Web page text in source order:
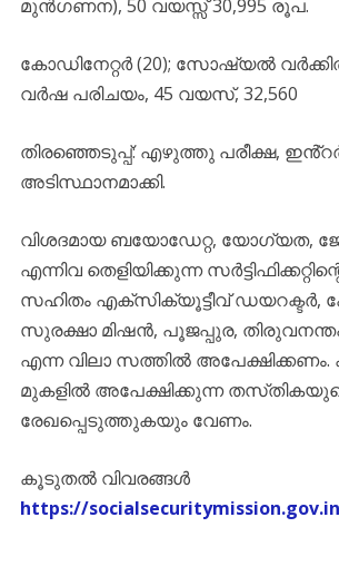
മുൻഗണന), 50 വയസ്സ് 30,995 രൂപ.
കോഡിനേറ്റർ (20); സോഷ്യൽ
വർഷ പരിചയം, 45 വയസ്, 32,560
തിരഞ്ഞെടുപ്പ്: എഴുത്തു പരീക്ഷ,
അടിസ്ഥാനമാക്കി.
വിശദമായ ബയോഡേറ്റ, യോഗ്യത,
എന്നിവ തെളിയിക്കുന്ന
സഹിതം എക്‌സിക്യൂട്ടീവ് ഡയറക്ടർ,
സുരക്ഷാ മിഷൻ, പൂജപ്പുര,
എന്ന വിലാ സത്തിൽ അപേക്ഷിക്കണം.
മുകളിൽ അപേക്ഷിക്കുന്ന
രേഖപ്പെടുത്തുകയും വേണം.
കൂടുതൽ വിവരങ്ങൾ
https://